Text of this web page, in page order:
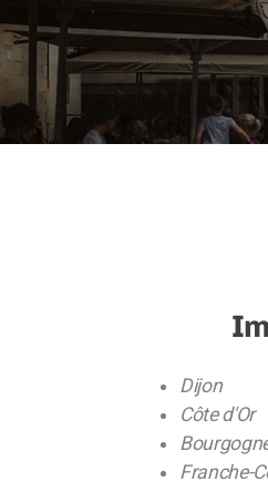
Dijon
Côte d'Or
Franche-
Amiante Avant Travaux
Amiante Avant Démolition
Plomb Avant Travaux / Démolition